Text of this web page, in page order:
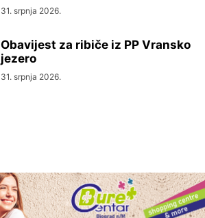
31. srpnja 2026.
Obavijest za ribiče iz PP Vransko
jezero
31. srpnja 2026.